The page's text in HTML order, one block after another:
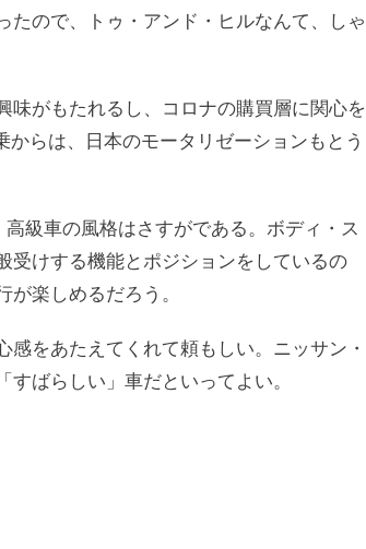
たので、トゥ・アンド・ヒルなんて、しゃ
味がもたれるし、コロナの購買層に関心を
らは、日本のモータリゼーションもとう
級車の風格はさすがである。ボディ・ス
受けする機能とポジションをしているの
楽しめるだろう。
をあたえてくれて頼もしい。ニッサン・
ばらしい」車だといってよい。